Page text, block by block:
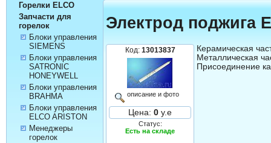
Горелки ELCO
Запчасти для
горелок
Блоки управления
SIEMENS
Блоки управления
SATRONIC
HONEYWELL
Блоки управления
BRAHMA
Блоки управления
ELCO ARISTON
Менеджеры
горелок
Электрод поджига
Код: 13013837
описание и фото
Цена: 0 у.е
Статус:
Есть на складе
Керамическая
Металлическая
Присоединение